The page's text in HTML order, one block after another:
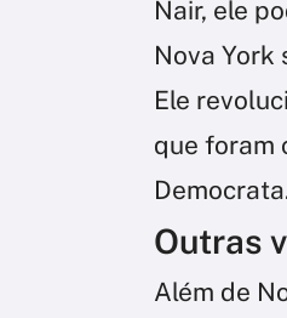
Nair, ele
Nova York
Ele
que foram
Outras
Além de